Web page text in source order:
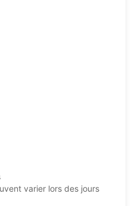
varier lors des jours